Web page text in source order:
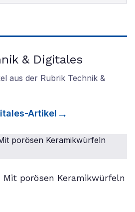
& Digitales
aus der Rubrik Technik &
-Artikel
porösen Keramikwürfeln